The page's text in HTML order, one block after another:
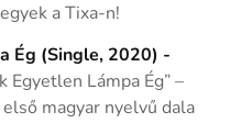
a Tixa-n!
Ég (Single, 2020) -
Egyetlen Lámpa Ég” –
magyar nyelvű dala